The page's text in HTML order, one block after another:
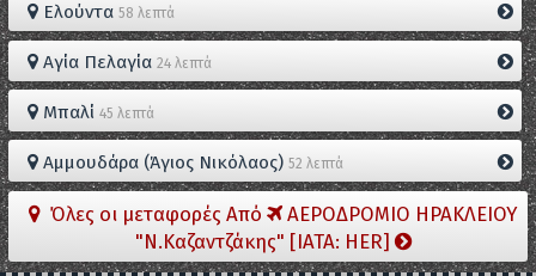
Ελούντα 58 λεπτά
Αγία Πελαγία 24 λεπτά
Μπαλί 45 λεπτά
Αμμουδάρα (Άγιος Νικόλαος) 52 λεπτά
Όλες οι μεταφορές Από
ΑΕΡΟΔΡΟΜΙΟ ΗΡΑΚΛΕΙΟΥ
"Ν.Καζαντζάκης" [IATA: HER]